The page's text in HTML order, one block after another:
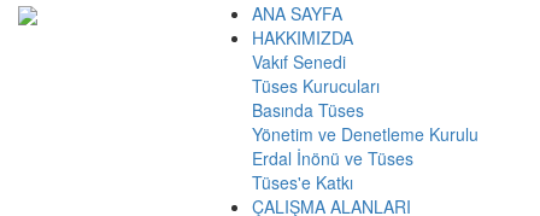
ANA SAYFA
HAKKIMIZDA
Vakıf Senedi
Tüses Kurucuları
Basında Tüses
Yönetim ve Denetleme Kurulu
Erdal İnönü ve Tüses
Tüses'e Katkı
ÇALIŞMA ALANLARI